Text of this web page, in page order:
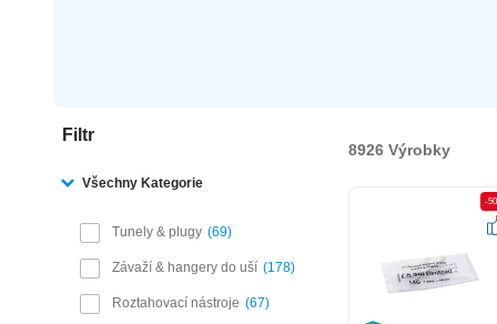
Filtr
Všechny Kategorie
Tunely & plugy 69
Závaží & hangery do uší 178
Roztahovací nástroje 67
8926 Výrobky
-50%
-